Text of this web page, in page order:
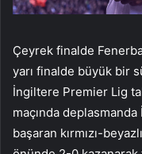
Çeyrek finalde
yarı finalde büyük bir
İngiltere Premier Lig
maçında
başaran kırmızı-